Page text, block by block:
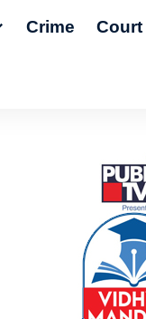
Crime Court